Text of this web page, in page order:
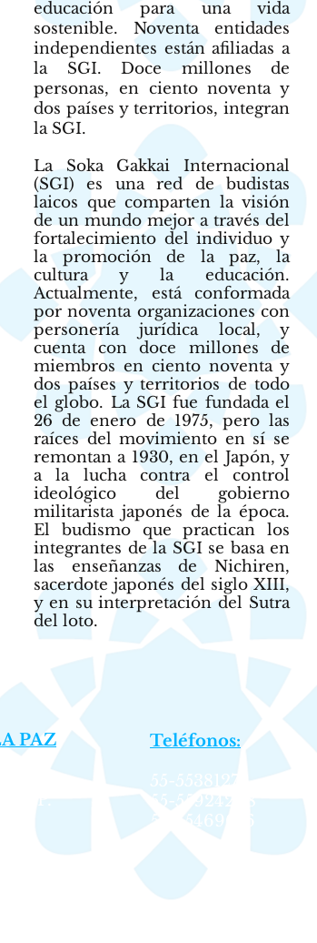
educación para una vida
sostenible. Noventa entidades
independientes están afiliadas a
la SGI. Doce millones de
personas, en ciento noventa y
dos países y territorios, integran
la SGI.
La Soka Gakkai Internacional
(SGI) es una red de budistas
laicos que comparten la visión
de un mundo mejor a través del
fortalecimiento del individuo y
la promoción de la paz, la
cultura y la educación.
Actualmente, está conformada
por noventa organizaciones con
personería jurídica local, y
cuenta con doce millones de
miembros en ciento noventa y
dos países y territorios de todo
el globo. La SGI fue fundada el
26 de enero de 1975, pero las
raíces del movimiento en sí se
remontan a 1930, en el Japón, y
a la lucha contra el control
ideológico del gobierno
militarista japonés de la época.
El budismo que practican los
integrantes de la SGI se basa en
las enseñanzas de Nichiren,
sacerdote japonés del siglo XIII,
y en su interpretación del Sutra
del loto.
PAZ
C.P.
Teléfonos:
55-55381276
55-55924208
55-55469016